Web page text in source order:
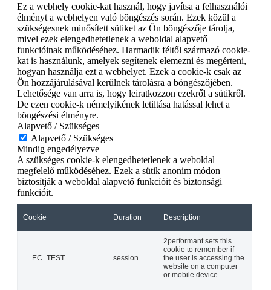
Ez a webhely cookie-kat használ, hogy javítsa a felhasználói
élményt a webhelyen való böngészés során. Ezek közül a
szükségesnek minősített sütiket az Ön böngészője tárolja,
mivel ezek elengedhetetlenek a weboldal alapvető
funkcióinak működéséhez. Harmadik féltől származó cookie-
kat is használunk, amelyek segítenek elemezni és megérteni,
hogyan használja ezt a webhelyet. Ezek a cookie-k csak az
Ön hozzájárulásával kerülnek tárolásra a böngészőjében.
Lehetősége van arra is, hogy leiratkozzon ezekről a sütikről.
De ezen cookie-k némelyikének letiltása hatással lehet a
böngészési élményre.
Alapvető / Szükséges
Alapvető / Szükséges
Mindig engedélyezve
A szükséges cookie-k elengedhetetlenek a weboldal
megfelelő működéséhez. Ezek a sütik anonim módon
biztosítják a weboldal alapvető funkcióit és biztonsági
funkcióit.
Cookie Duration Description
__EC_TEST__ session
2performant sets this
cookie to remember if
the user is accessing the
website on a computer
or mobile device.